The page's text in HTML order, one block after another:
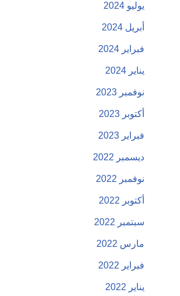
يوليو 2024
أبريل 2024
فبراير 2024
يناير 2024
نوفمبر 2023
أكتوبر 2023
فبراير 2023
ديسمبر 2022
نوفمبر 2022
أكتوبر 2022
سبتمبر 2022
مارس 2022
فبراير 2022
يناير 2022